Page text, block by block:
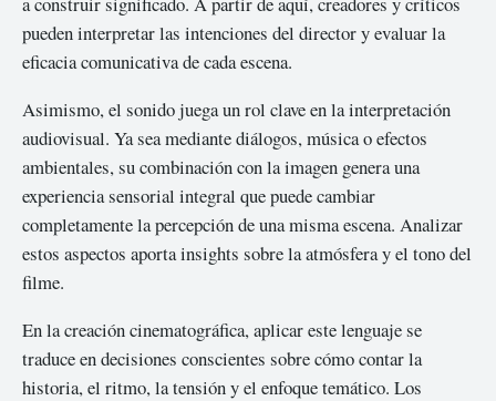
pueden interpretar las intenciones del director y evaluar la
eficacia comunicativa de cada escena.
Asimismo, el sonido juega un rol clave en la interpretación
audiovisual. Ya sea mediante diálogos, música o efectos
ambientales, su combinación con la imagen genera una
experiencia sensorial integral que puede cambiar
completamente la percepción de una misma escena. Analizar
estos aspectos aporta insights sobre la atmósfera y el tono del
filme.
En la creación cinematográfica, aplicar este lenguaje se
traduce en decisiones conscientes sobre cómo contar la
historia, el ritmo, la tensión y el enfoque temático. Los